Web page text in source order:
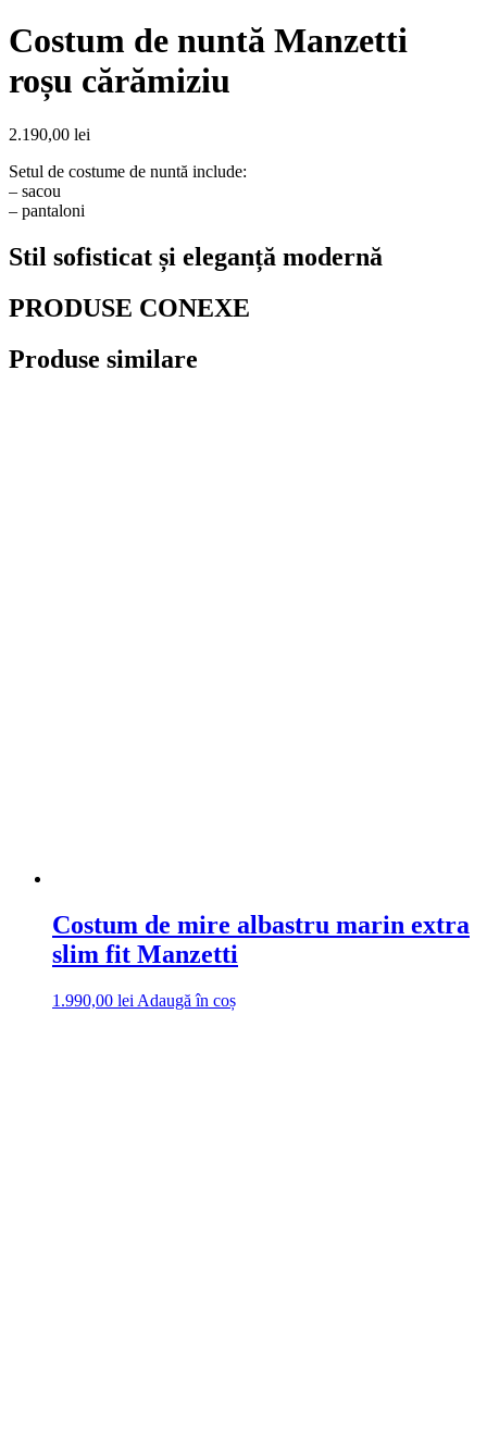
Costum de nuntă Manzetti
roșu cărămiziu
2.190,00 lei
Setul de costume de nuntă include:
– sacou
– pantaloni
Stil sofisticat și eleganță modernă
PRODUSE CONEXE
Produse similare
Costum de mire albastru marin extra
slim fit Manzetti
1.990,00 lei Adaugă în coș